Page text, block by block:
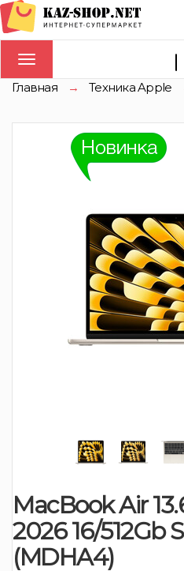
Toggle
navigation
Главная → Техника Apple
MacBook Air
2026 16/512Gb
(MDHA4)